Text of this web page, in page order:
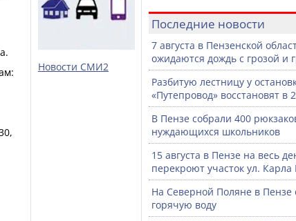
Новости СМИ2
Последние новости
7 августа в Пензенской
ожидаются дождь с грозой и
Разбитую лестницу у
«Путепровод» восстановят в
В Пензе собрали 400
нуждающихся школьников
15 августа в Пензе на весь
перекроют участок ул.
На Северной Поляне в Пензе
горячую воду